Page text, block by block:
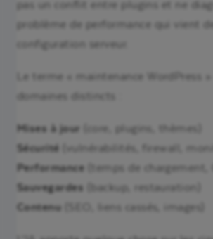
pas un conflit entre plugins et ne
problème de performance qui vient
configuration serveur.
Le terme « maintenance WordPress
domaines distincts :
Mises à jour
(core, plugins, thèmes)
Sécurité (vulnérabilités, firewall,
Performance (temps de chargement,
Sauvegardes (backup, restauration)
Contenu (SEO, liens cassés, images)